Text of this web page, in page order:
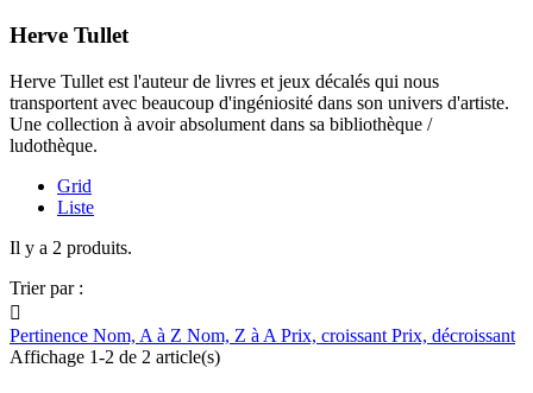
Herve Tullet
Herve Tullet est l'auteur de livres et jeux décalés qui nous
transportent avec beaucoup d'ingéniosité dans son univers d'artiste.
Une collection à avoir absolument dans sa bibliothèque /
ludothèque.
Grid
Liste
Il y a 2 produits.
Trier par :

Pertinence Nom, A à Z Nom, Z à A Prix, croissant Prix, décroissant
Affichage 1-2 de 2 article(s)